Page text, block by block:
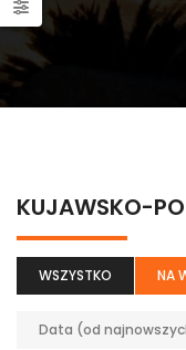
KUJAWSKO-
WSZYSTKO NA
Data (od